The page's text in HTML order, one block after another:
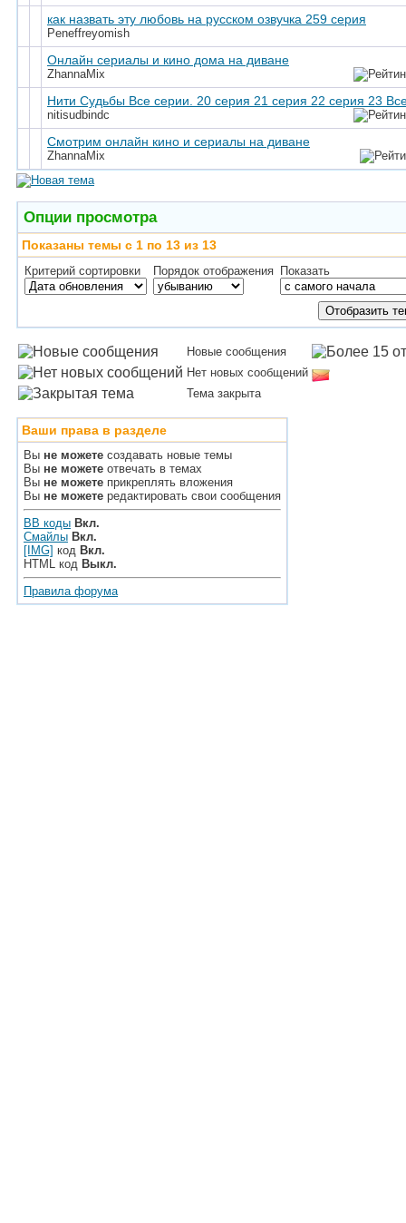
как назвать эту любовь на русском озвучка 259 серия
Peneffreyomish
Онлайн сериалы и кино дома на диване
ZhannaMix
Нити Судьбы Все серии. 20 серия 21 серия 22 серия 23
nitisudbindc
Смотрим онлайн кино и сериалы на диване
ZhannaMix
Опции просмотра
Показаны темы с 1 по 13 из 13
Критерий сортировки Порядок отображения Показать
Новые сообщения
Нет новых сообщений
Тема закрыта
Ваши права в разделе
Вы не можете создавать новые темы
Вы не можете отвечать в темах
Вы не можете прикреплять вложения
Вы не можете редактировать свои сообщения
BB коды Вкл.
Смайлы Вкл.
[IMG] код Вкл.
HTML код Выкл.
Правила форума